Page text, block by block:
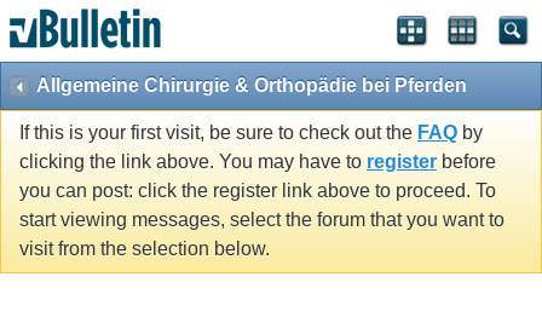
Allgemeine Chirurgie & Orthopädie bei Pferden
If this is your first visit, be sure to check out the FAQ by
clicking the link above. You may have to register before
you can post: click the register link above to proceed. To
start viewing messages, select the forum that you want to
visit from the selection below.